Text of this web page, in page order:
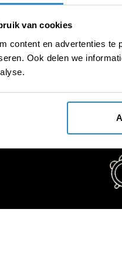
van cookies
content en advertenties
Ook delen we